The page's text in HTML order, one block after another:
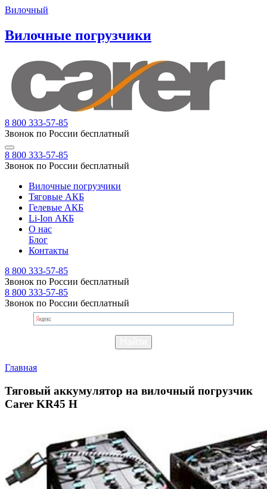
Вилочный
Вилочные погрузчики
8 800 333-57-85
Звонок по России бесплатный
8 800 333-57-85
Звонок по России бесплатный
Вилочные погрузчики
Тяговые АКБ
Гелевые АКБ
Li-Ion АКБ
О нас
Блог
Контакты
8 800 333-57-85
Звонок по России бесплатный
8 800 333-57-85
Звонок по России бесплатный
Главная
Тяговый аккумулятор на вилочный погрузчик
Carer KR45 H